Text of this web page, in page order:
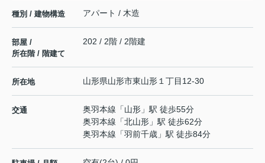
種別 / 建物構造 アパート / 木造
部屋 /
所在階 / 階建て
202 / 2階 / 2階建
所在地 山形県山形市東山形 １丁目12-30
交通 奥羽本線 「山形 」駅 徒歩55分
奥羽本線 「北山形 」駅 徒歩62分
奥羽本線 「羽前千歳 」駅 徒歩84分